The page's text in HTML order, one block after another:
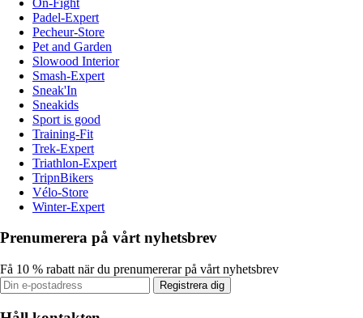
Padel-Expert
Pecheur-Store
Pet and Garden
Slowood Interior
Smash-Expert
Sneak'In
Sneakids
Sport is good
Training-Fit
Trek-Expert
Triathlon-Expert
TripnBikers
Vélo-Store
Winter-Expert
Prenumerera på vårt nyhetsbrev
Få 10 % rabatt när du prenumererar på vårt nyhetsbrev
Registrera dig